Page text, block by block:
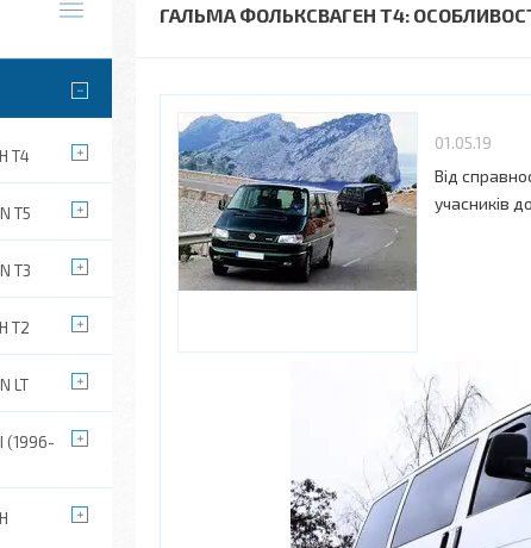
ГАЛЬМА ФОЛЬКСВАГЕН Т4:
01.05.19
Від
учасників
Т4
T5
T3
Т2
LT
(1996-